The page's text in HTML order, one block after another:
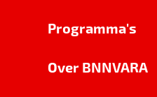
Programma's
Over BNNVARA